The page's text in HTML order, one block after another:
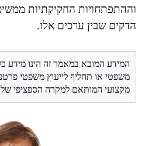
וההתפתחויות החקיקתיות
הדקים שבין ערכים אלו.
המידע המובא במאמר זה הינו מידע
משפטי או תחליף לייעוץ משפטי
מקצועי המותאם למקרה הספציפי